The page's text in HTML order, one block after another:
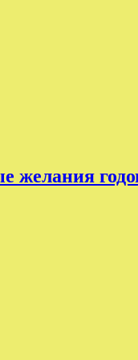
желания